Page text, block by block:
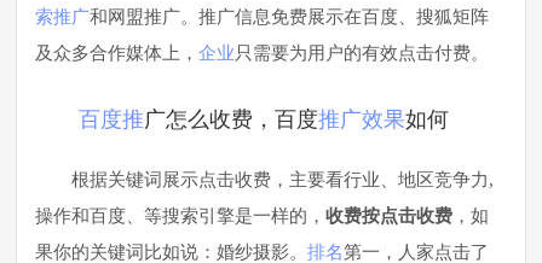
索推广和网盟推广。推广信息免费展示在百度、搜狐矩阵
及众多合作媒体上，企业只需要为用户的有效点击付费。
百度推广怎么收费，百度推广效果如何
根据关键词展示点击收费，主要看行业、地区竞争力,
操作和百度、等搜索引擎是一样的，收费按点击收费 ，如
果你的关键词比如说：婚纱摄影。排名第一，人家点击了